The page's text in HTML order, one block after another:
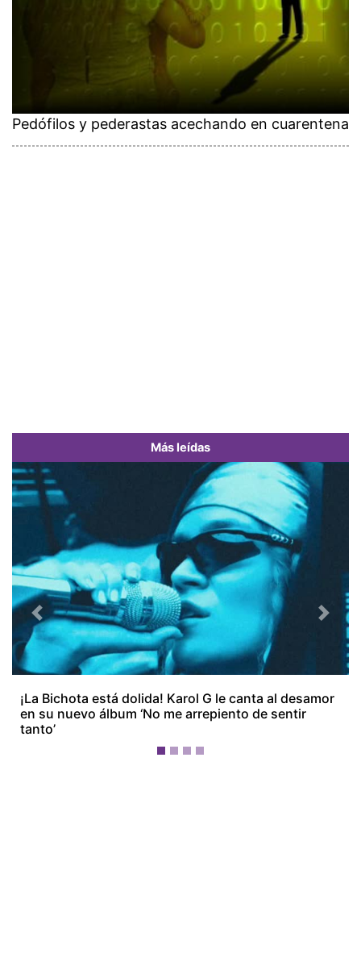
Pedófilos y pederastas acechando en cuarentena
Más leídas
¡La Bichota está dolida! Karol G le canta al desamor
en su nuevo álbum ‘No me arrepiento de sentir
tanto’
Previous Next